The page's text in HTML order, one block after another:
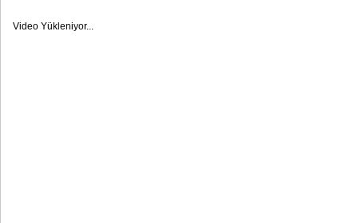
Video Yükleniyor...